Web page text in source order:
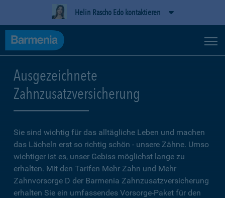
Helin Rascho Edo kontaktieren
Ausgezeichnete
Zahnzusatzversicherung
Sie sind wichtig für das alltägliche Leben und machen
das Lächeln erst so richtig schön - unsere Zähne. Umso
wichtiger ist es, unser Gebiss möglichst lange zu
erhalten. Mit den Tarifen Mehr Zahn und Mehr
Zahnvorsorge D der Barmenia Zahnzusatzversicherung
erhalten Sie ein umfassendes Vorsorge-Paket für den